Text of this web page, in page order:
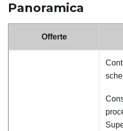
Panoramica
Offerte